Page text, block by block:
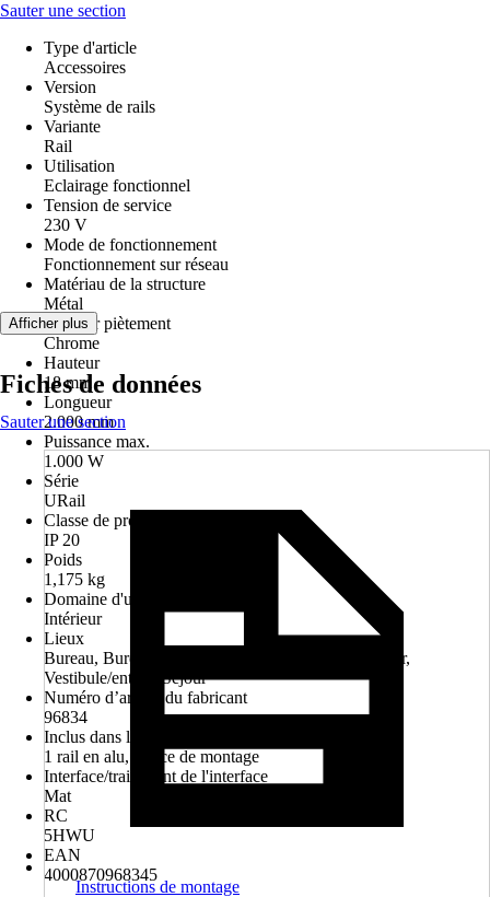
Sauter une section
Type d'article
Accessoires
Version
Système de rails
Variante
Rail
Utilisation
Eclairage fonctionnel
Tension de service
230 V
Mode de fonctionnement
Fonctionnement sur réseau
Matériau de la structure
Métal
Couleur piètement
Chrome
Hauteur
18 mm
Longueur
2.000 mm
Puissance max.
1.000 W
Série
URail
Classe de protection
IP 20
Poids
1,175 kg
Domaine d'utilisation
Intérieur
Lieux
Bureau, Bureau / espace commercial, Salle à manger,
Vestibule/entrée, Séjour
Numéro d’article du fabricant
96834
Inclus dans la livraison
1 rail en alu, notice de montage
Interface/traitement de l'interface
Mat
RC
5HWU
EAN
4000870968345
Afficher plus
Fiches de données
Sauter une section
Instructions de montage